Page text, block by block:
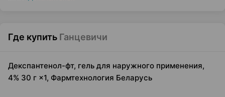
Где купить Ганцевичи
Декспантенол-фт, гель для наружного применения,
4% 30 г ×1, Фармтехнология Беларусь